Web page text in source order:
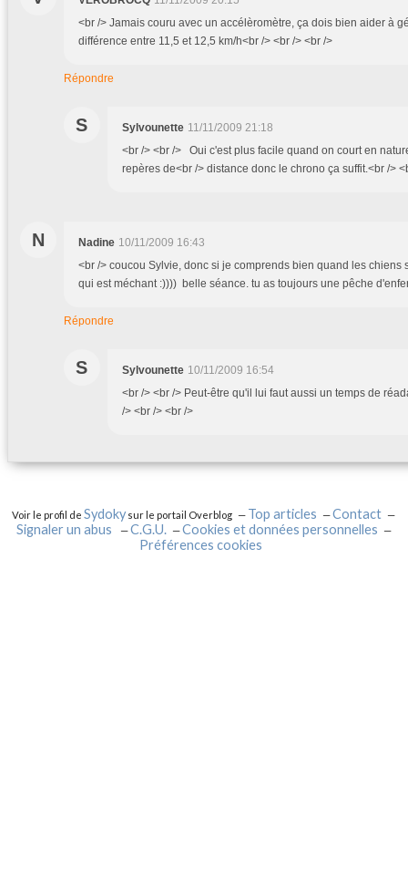
<br /> Jamais couru avec un accélèromètre, ça dois bien aider à
différence entre 11,5 et 12,5 km/h<br /> <br /> <br />
Répondre
S Sylvounette 11/11/2009 21:18
<br /> <br /> Oui c'est plus facile quand on court en
repères de<br /> distance donc le chrono ça suffit.<br />
N Nadine 10/11/2009 16:43
<br /> coucou Sylvie, donc si je comprends bien quand les chiens
qui est méchant :)))) belle séance. tu as toujours une pêche
Répondre
S Sylvounette 10/11/2009 16:54
<br /> <br /> Peut-être qu'il lui faut aussi un temps de
/> <br /> <br />
Voir le profil deSydokysur le portail Overblog Top articles
Contact
Signaler un abus
C.G.U.
Cookies et données personnelles
Préférences cookies